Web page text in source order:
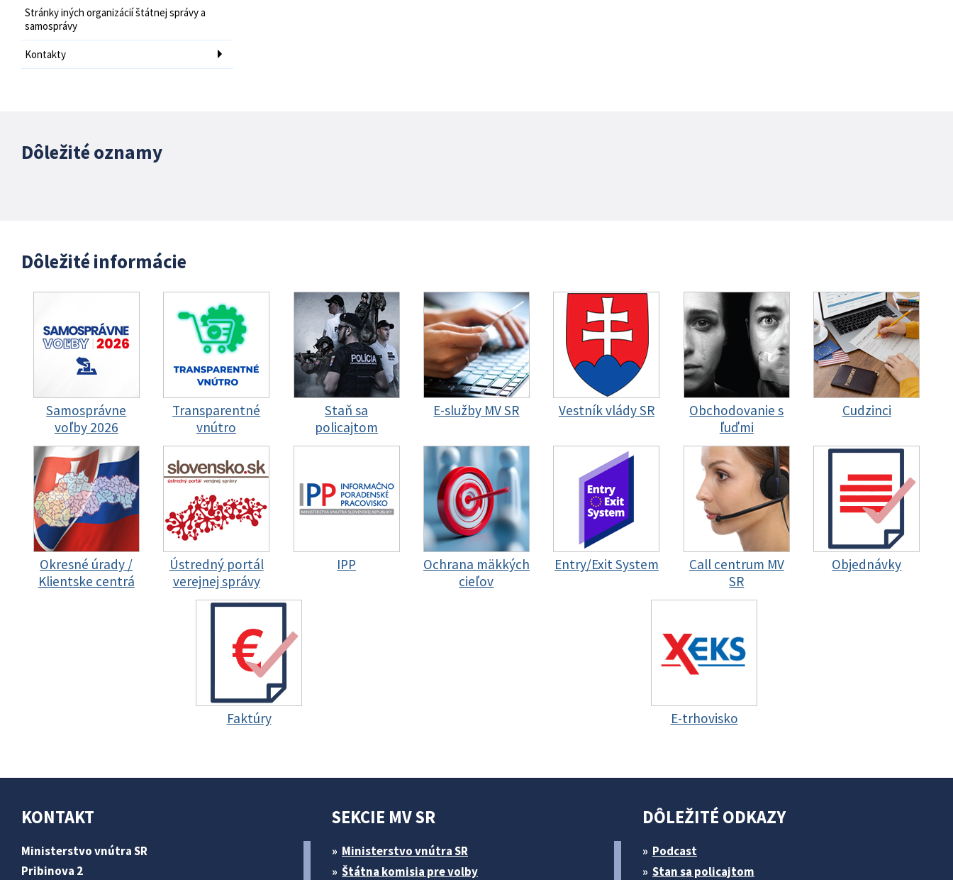
Stránky iných organizácií štátnej správy a
samosprávy
Kontakty
Dôležité oznamy
Dôležité informácie
Samosprávne
voľby 2026
Transparentné
vnútro
Staň sa
policajtom
E-služby MV SR Vestník vlády SR
Obchodovanie s
ľuďmi
Cudzinci
Okresné úrady /
Klientske centrá
Ústredný portál
verejnej správy
IPP
Ochrana mäkkých
cieľov
Entry/Exit System
Call centrum MV
SR
Objednávky
Faktúry E-trhovisko
KONTAKT
Ministerstvo vnútra SR
Pribinova 2
SEKCIE MV SR
Ministerstvo vnútra SR
Štátna komisia pre volby
DÔLEŽITÉ ODKAZY
Podcast
Stan sa policajtom